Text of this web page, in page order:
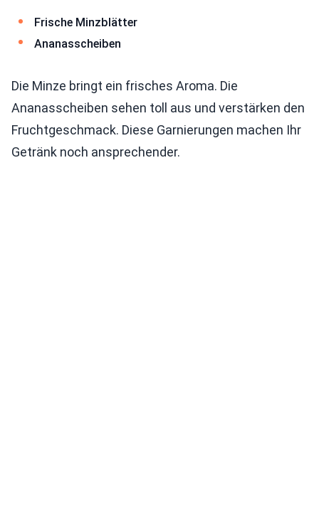
Frische Minzblätter
Ananasscheiben
Die Minze bringt ein frisches Aroma. Die
Ananasscheiben sehen toll aus und verstärken den
Fruchtgeschmack. Diese Garnierungen machen Ihr
Getränk noch ansprechender.